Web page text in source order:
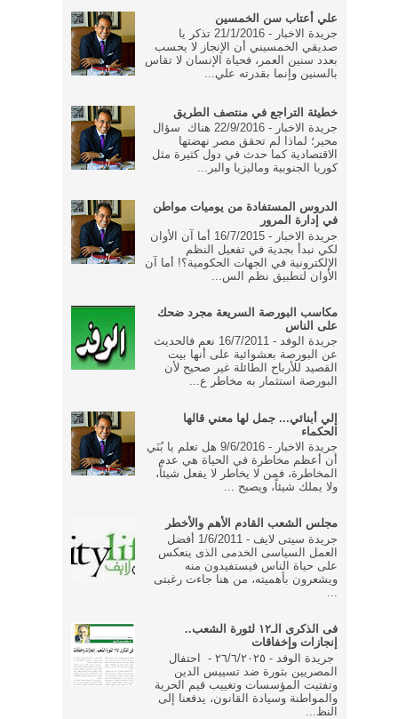
علي أعتاب سن الخمسين
جريدة الاخبار - 21/1/2016 تذكر يا
صديقي الخمسيني أن الإنجاز لا يحسب
بعدد سنين العمر، فحياة الإنسان لا تقاس
بالسنين وإنما بقدرته علي...
خطيئة التراجع في منتصف الطريق
جريدة الاخبار - 22/9/2016 هناك سؤال
محير؛ لماذا لم تحقق مصر نهضتها
الاقتصادية كما حدث في دول كثيرة مثل
كوريا الجنوبية وماليزيا والبر...
الدروس المستفادة من يوميات مواطن
في إدارة المرور
جريدة الاخبار - 16/7/2015 أما آن الأوان
لكي نبدأ بجدية في تفعيل النظم
الإلكترونية في الجهات الحكومية؟! أما آن
الأوان لتطبيق نظم الس...
مكاسب البورصة السريعة مجرد ضحك
على الناس
جريدة الوفد - 16/7/2011 نعم فالحديث
عن البورصة بعشوائية على أنها بيت
القصيد للأرباح الطائلة غير صحيح لأن
البورصة استثمار به مخاطر ع...
إلي أبنائي... جمل لها معني قالها
الحكماء
جريدة الاخبار - 9/6/2016 هل تعلم يا بُنَي
أن أعظم مخاطرة في الحياة هي عدم
المخاطرة، فمن لا يخاطر لا يفعل شيئاً،
ولا يملك شيئاً، ويصبح ...
مجلس الشعب القادم الأهم والأخطر
جريدة سيتى لايف - 1/6/2011 أفضل
العمل السياسى الخدمى الذى ينعكس
على حياة الناس فيستفيدون منه
ويشعرون بأهميته، من هنا جاءت رغبتى
فى الذكرى الـ١٢ لثورة الشعب..
إنجازات وإخفاقات
جريدة الوفد - ٢٦/٦/٢٠٢٥ - احتفال
المصريين بثورة ضد تسييس الدين
وتفتيت المؤسسات وتغييب قيم الحرية
والمواطنة وسيادة القانون، يدفعنا إلى
النظ...